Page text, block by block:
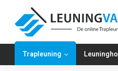
Trapleuning